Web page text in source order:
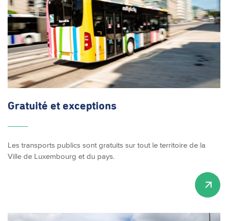
Gratuité et exceptions
Les transports publics sont gratuits sur tout le territoire de la
Ville de Luxembourg et du pays.